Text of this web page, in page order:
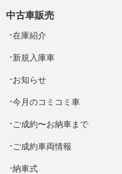
中古車販売
在庫紹介
新規入庫車
お知らせ
今月のコミコミ車
ご成約〜お納車まで
ご成約車両情報
納車式